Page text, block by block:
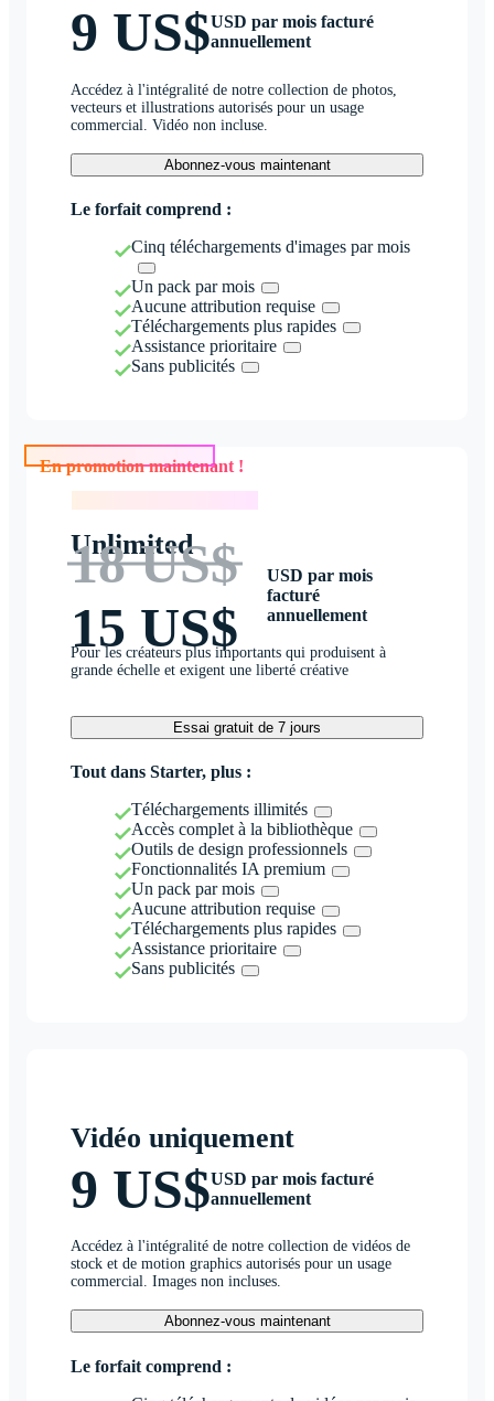
9 US$USD par mois facturé
annuellement
Accédez à l'intégralité de notre collection de photos,
vecteurs et illustrations autorisés pour un usage
commercial. Vidéo non incluse.
Abonnez-vous maintenant
Le forfait comprend :
Cinq téléchargements d'images par mois
Un pack par mois
Aucune attribution requise
Téléchargements plus rapides
Assistance prioritaire
Sans publicités
En promotion maintenant !
Unlimited
18 US$
15 US$
USD par mois
facturé
annuellement
Pour les créateurs plus importants qui produisent à
grande échelle et exigent une liberté créative
Essai gratuit de 7 jours
Tout dans Starter, plus :
Téléchargements illimités
Accès complet à la bibliothèque
Outils de design professionnels
Fonctionnalités IA premium
Un pack par mois
Aucune attribution requise
Téléchargements plus rapides
Assistance prioritaire
Sans publicités
Vidéo uniquement
9 US$USD par mois facturé
annuellement
Accédez à l'intégralité de notre collection de vidéos de
stock et de motion graphics autorisés pour un usage
commercial. Images non incluses.
Abonnez-vous maintenant
Le forfait comprend :